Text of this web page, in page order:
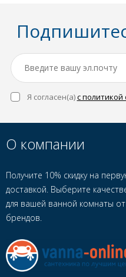
Я согласен(a)с
О компании
Получите 10% скидку на
доставкой. Выберите
для вашей ванной комнаты
брендов.